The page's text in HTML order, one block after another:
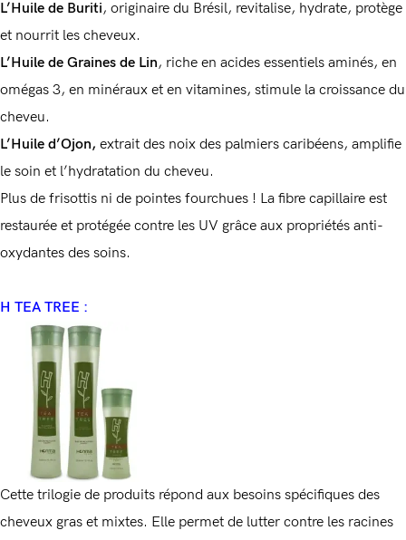
L’Huile de Buriti, originaire du Brésil, revitalise, hydrate, protège
et nourrit les cheveux.
L’Huile de Graines de Lin, riche en acides essentiels aminés, en
omégas 3, en minéraux et en vitamines, stimule la croissance du
cheveu.
L’Huile d’Ojon, extrait des noix des palmiers caribéens, amplifie
le soin et l’hydratation du cheveu.
Plus de frisottis ni de pointes fourchues ! La fibre capillaire est
restaurée et protégée contre les UV grâce aux propriétés anti-
oxydantes des soins.
H TEA TREE :
Cette trilogie de produits répond aux besoins spécifiques des
cheveux gras et mixtes. Elle permet de lutter contre les racines